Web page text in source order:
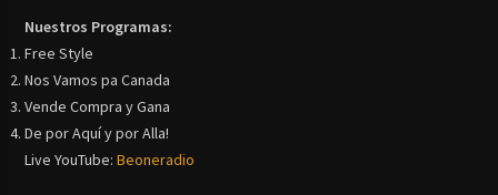
Nuestros Programas:
Free Style
Nos Vamos pa Canada
Vende Compra y Gana
De por Aquí y por Alla!
Live YouTube:Beoneradio